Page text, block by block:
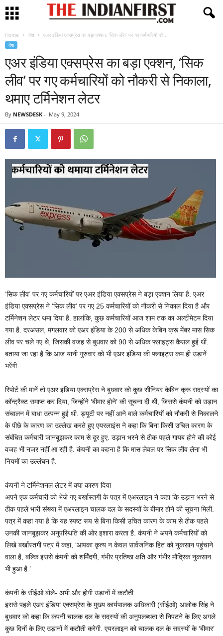
Home देश एअर इंडिया एक्सप्रेस का बड़ा एक्शन, ‘सिक लीव’ पर गए कर्मचारियों को...
देश
एअर इंडिया एक्सप्रेस का बड़ा एक्शन, ‘सिक
लीव’ पर गए कर्मचारियों को नौकरी से निकाला,
थमाए टर्मिनेशन लेटर
By NEWSDESK - May 9, 2024
‘सिक लीव’ पर गए कर्मचारियों पर एअर इंडिया एक्सप्रेस ने बड़ा एक्शन लिया है. एअर
इंडिया एक्सप्रेस ने ‘सिक लीव’ पर गए 25 कर्मचारियों को नौकरी से निकाल दिया है और
टर्मिनेशन लेटर थमा दिया है. हालांकि, कुछ कर्मचारियों आज शाम तक का अल्टीमेटम दिया
गया है. दरअसल, मंगलवार को एअर इंडिया के 200 से अधिक केबिन क्रू मेंबर मास सिक
लीव पर चले गए थे, जिसकी वजह से बुधवार को 90 से अधिक फ्लाइट्स कैंसल हुई थीं.
बताया जा रहा है कि आज यानी गुरुवार को भी एअर इंडिया की फ्लाइट्स कम ही उड़ानें
भरेंगी.
रिपोर्ट की मानें तो एअर इंडिया एक्सप्रेस ने बुधवार को कुछ सीनियर केबिन क्रू सदस्यों का
कॉन्ट्रैक्ट समाप्त कर दिया, जिन्होंने ‘बीमार होने’ की सूचना दी थी, जिससे कंपनी को उड़ान
संचालन में बाधा उत्पन्न हुई थी. ड्यूटी पर नहीं आने वाले कर्मचारियों को नौकरी से निकालने
के पीछे के कारण का उल्लेख करते हुए एयरलाइंस ने कहा कि बिना किसी उचित कारण के
संबंधित कर्मचारी जानबूझकर काम से दूर हुए. उड़ान भरने से ठीक पहले गायब होने की कोई
वजह भी नजर नहीं आ रही है. कंपनी का कहना है कि मास लेवल पर सिक लीव लेना भी
नियमों का उल्लंघन है.
कंपनी ने टर्मिनेशनल लेटर में क्या कारण दिया
अपने एक कर्मचारी को भेजे गए बर्खास्तगी के पत्र में एअरलाइन ने कहा कि उड़ान भरने से
ठीक पहले भारी संख्या में एअरलाइन चालक दल के सदस्यों के बीमार होने की सूचना मिली.
पत्र में कहा गया है कि यह स्पष्ट रूप से बिना किसी उचित कारण के काम से ठीक पहले
उनकी जानबूझकर अनुपस्थिति की ओर इशारा करता है. कंपनी ने अपने कर्मचारियों को
लिखे बर्खास्तगी पत्र में कहा, ‘आपका कृत्य न केवल सार्वजनिक हित को नुकसान पहुंचाने
वाला है, बल्कि इससे कंपनी को शर्मिंदगी, गंभीर प्रतिष्ठा क्षति और गंभीर मौद्रिक नुकसान
भी हुआ है.’
कंपनी के सीईओ बोले- अभी और होगी उड़ानों में कटौती
इससे पहले एअर इंडिया एक्सप्रेस के मुख्य कार्यपालक अधिकारी (सीईओ) आलोक सिंह ने
बुधवार को कहा कि कंपनी चालक दल के सदस्यों की अनुपलब्धता से निपटने के लिए अगले
कुछ दिनों के लिए उड़ानों में कटौती करेगी. एयरलाइन को चालक दल के सदस्यों के ‘बीमार’